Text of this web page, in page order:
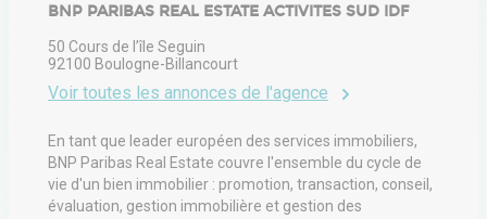
BNP PARIBAS REAL ESTATE ACTIVITES SUD IDF
50 Cours de l’île Seguin
92100 Boulogne-Billancourt
Voir toutes les annonces de l'agence
En tant que leader européen des services immobiliers,
BNP Paribas Real Estate couvre l'ensemble du cycle de
vie d'un bien immobilier : promotion, transaction, conseil,
évaluation, gestion immobilière et gestion des